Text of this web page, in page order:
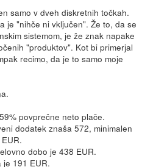
samo v dveh diskretnih točkah.
je "nihče ni vključen". Že to, da se
sistemom, je že znak napake
"produktov". Kot bi primerjal
recimo, da je to samo moje
povprečne neto plače.
dodatek znaša 572, minimalen
dobo je 438 EUR.
je 191 EUR.